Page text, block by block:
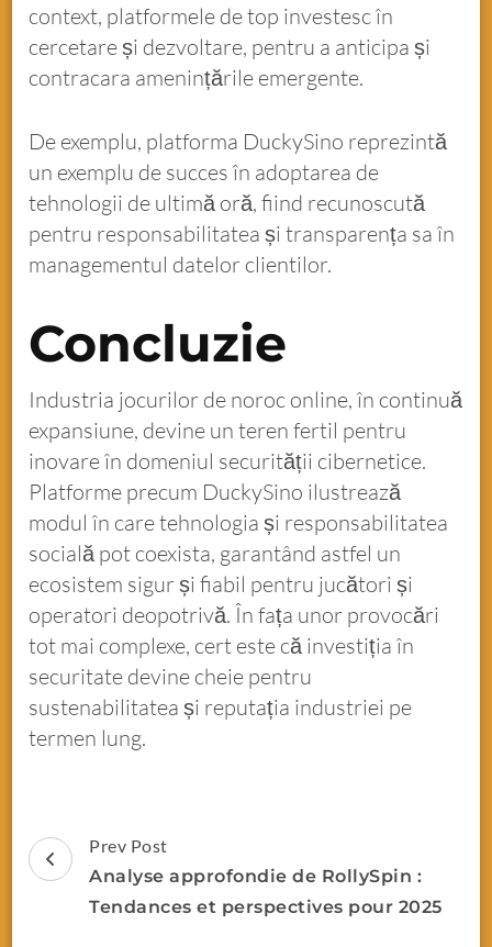
context, platformele de top investesc în
cercetare și dezvoltare, pentru a anticipa și
contracara amenințările emergente.
De exemplu, platforma DuckySino reprezintă
un exemplu de succes în adoptarea de
tehnologii de ultimă oră, fiind recunoscută
pentru responsabilitatea și transparența sa în
managementul datelor clientilor.
Concluzie
Industria jocurilor de noroc online, în continuă
expansiune, devine un teren fertil pentru
inovare în domeniul securității cibernetice.
Platforme precum DuckySino ilustrează
modul în care tehnologia și responsabilitatea
socială pot coexista, garantând astfel un
ecosistem sigur și fiabil pentru jucători și
operatori deopotrivă. În fața unor provocări
tot mai complexe, cert este că investiția în
securitate devine cheie pentru
sustenabilitatea și reputația industriei pe
termen lung.
Prev Post
Analyse approfondie de RollySpin :
Tendances et perspectives pour 2025